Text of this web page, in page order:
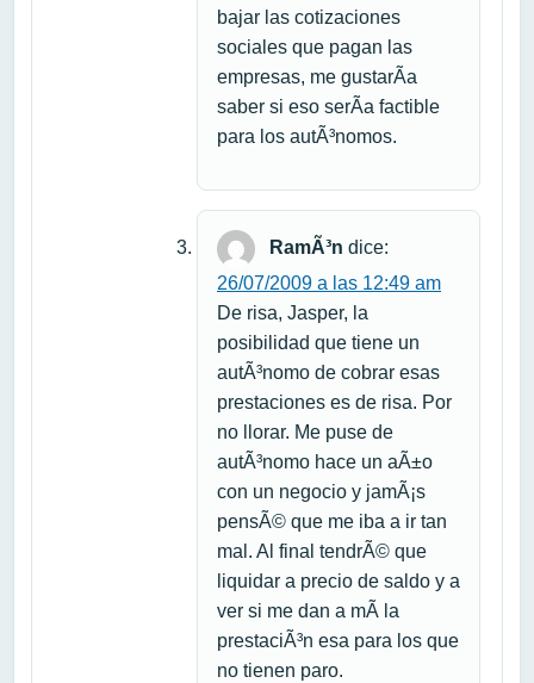
bajar las cotizaciones
sociales que pagan las
empresas, me gustarÃ­a
saber si eso serÃ­a factible
para los autÃ³nomos.
RamÃ³n dice:
26/07/2009 a las 12:49 am
De risa, Jasper, la
posibilidad que tiene un
autÃ³nomo de cobrar esas
prestaciones es de risa. Por
no llorar. Me puse de
autÃ³nomo hace un aÃ±o
con un negocio y jamÃ¡s
pensÃ© que me iba a ir tan
mal. Al final tendrÃ© que
liquidar a precio de saldo y a
ver si me dan a mÃ­ la
prestaciÃ³n esa para los que
no tienen paro.